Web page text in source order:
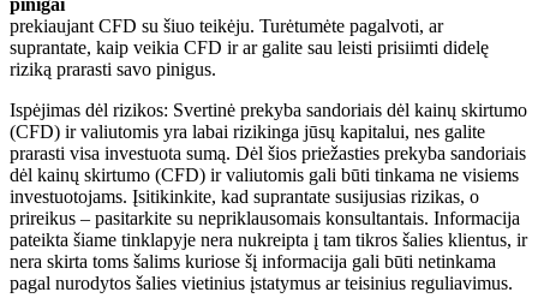
prekiaujant CFD su šiuo teikėju. Turėtumėte pagalvoti, ar
suprantate, kaip veikia CFD ir ar galite sau leisti prisiimti didelę
riziką prarasti savo pinigus.
Ispėjimas dėl rizikos: Svertinė prekyba sandoriais dėl kainų skirtumo
(CFD) ir valiutomis yra labai rizikinga jūsų kapitalui, nes galite
prarasti visa investuota sumą. Dėl šios priežasties prekyba sandoriais
dėl kainų skirtumo (CFD) ir valiutomis gali būti tinkama ne visiems
investuotojams. Įsitikinkite, kad suprantate susijusias rizikas, o
prireikus – pasitarkite su nepriklausomais konsultantais. Informacija
pateikta šiame tinklapyje nera nukreipta į tam tikros šalies klientus, ir
nera skirta toms šalims kuriose šį informacija gali būti netinkama
pagal nurodytos šalies vietinius įstatymus ar teisinius reguliavimus.